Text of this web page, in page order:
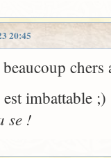
20:45
chers
imbattable ;)
se !